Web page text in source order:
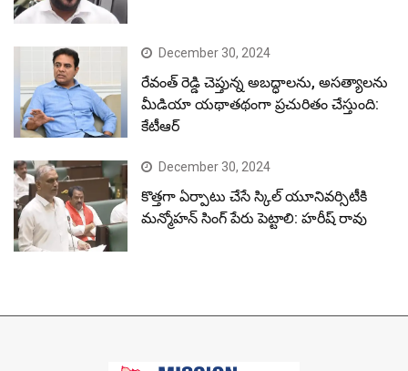
December 30, 2024
రేవంత్ రెడ్డి చెప్తున్న అబద్ధాలను, అసత్యాలను
మీడియా యథాతథంగా ప్రచురితం చేస్తుంది:
కేటీఆర్
December 30, 2024
కొత్తగా ఏర్పాటు చేసే స్కిల్ యూనివర్సిటీకి
మన్మోహన్ సింగ్ పేరు పెట్టాలి: హరీష్ రావు